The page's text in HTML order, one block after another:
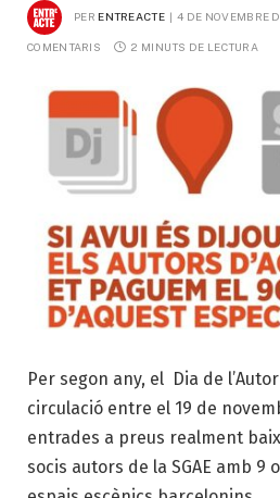
PER ENTREACTE 4 DE NOVEMBRE
COMENTARIS 2 MINUTS DE LECTURA
Per segon any, el Dia de
circulació entre el 19 de
entrades a preus realment
socis autors de la SGAE amb 9